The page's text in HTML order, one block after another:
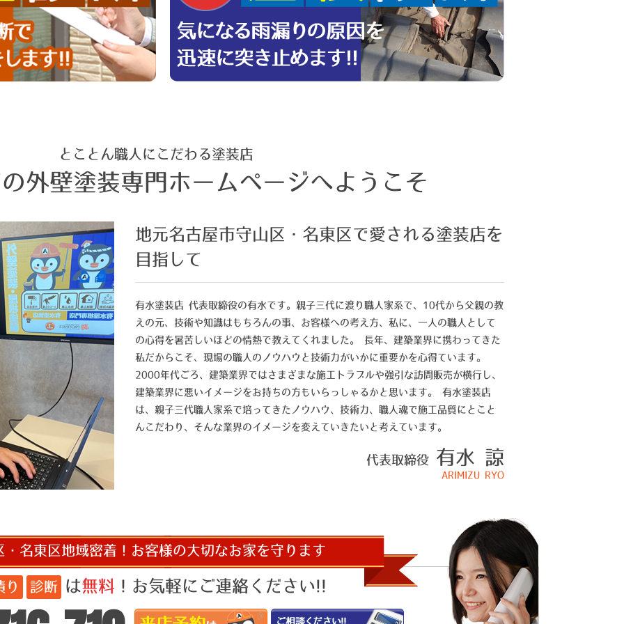
とことん職人にこだわる塗装店
外壁塗装専門ホームページへようこそ
地元名古屋市守山区・名東区で愛される塗装店を
目指して
有水塗装店 代表取締役の有水です。親子三代に渡り職人家系で、10代から父親の教
えの元、技術や知識はもちろんの事、お客様への考え方、私に、一人の職人として
の心得を暑苦しいほどの情熱で教えてくれました。 長年、建築業界に携わってきた
私だからこそ、現場の職人のノウハウと技術力がいかに重要かを心得ています。
2000年代ごろ、建築業界ではさまざまな施工トラブルや強引な訪問販売が横行し、
建築業界に悪いイメージをお持ちの方もいらっしゃるかと思います。 有水塗装店
は、親子三代職人家系で培ってきたノウハウ、技術力、職人魂で施工品質にとこと
んこだわり、そんな業界のイメージを変えていきたいと考えています。
代表取締役 有水 諒
ARIMIZU RYO
・名東区地域密着！お客様の大切なお家を守ります
り 診断 は無料！お気軽にご連絡ください!!